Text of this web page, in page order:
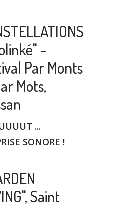
-
Par Monts
Mots,
...
SONORE !
Saint